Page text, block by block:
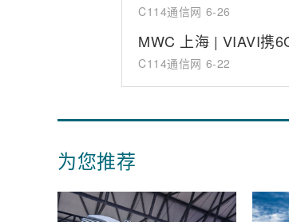
C114通信网 6-26
MWC 上海 | VIAVI携
C114通信网 6-22
为您推荐